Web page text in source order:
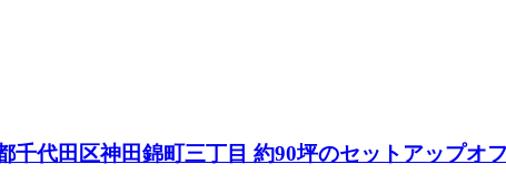
千代田区神田錦町三丁目 約90坪のセットアップオ